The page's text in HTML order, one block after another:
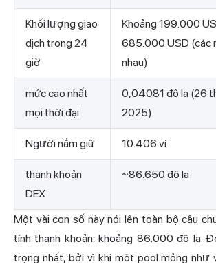
Khối lượng giao
dịch trong 24
giờ
Khoảng 199.000
685.000 USD (các
nhau)
mức cao nhất
mọi thời đại
0,04081 đô la (26
2025)
Người nắm giữ 10.406 ví
thanh khoản
DEX
~86.650 đô la
Một vài con số này nói lên toàn bộ câu
tính thanh khoản: khoảng 86.000 đô la.
trọng nhất, bởi vì khi một pool mỏng như